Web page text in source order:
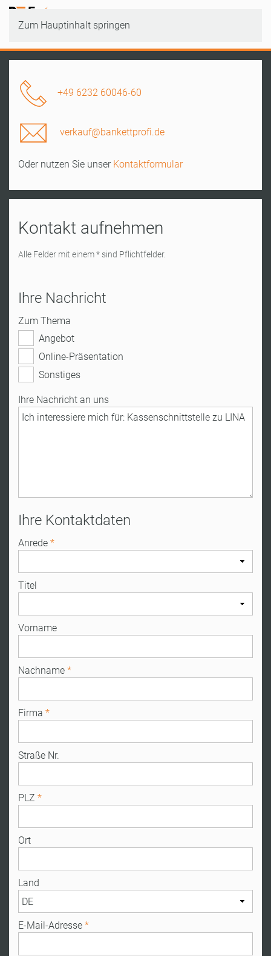
Zum Hauptinhalt springen
+49 6232 60046-60
verkauf@bankettprofi.de
Oder nutzen Sie unser Kontaktformular
Kontakt aufnehmen
Alle Felder mit einem * sind Pflichtfelder.